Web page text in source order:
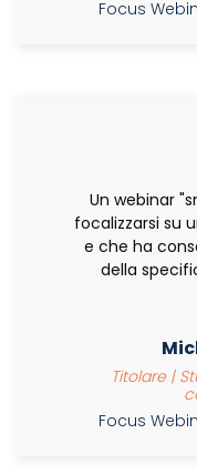
Focus
Un webinar
focalizzarsi su
e che ha
della
Titolare |
Focus